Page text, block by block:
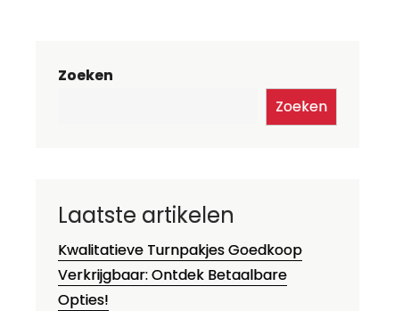
Zoeken
Zoeken
Laatste artikelen
Kwalitatieve Turnpakjes Goedkoop
Verkrijgbaar: Ontdek Betaalbare
Opties!